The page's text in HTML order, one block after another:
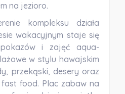
na jezioro.
kompleksu działa
wakacyjnym staje się
i zajęć aqua-
w stylu hawajskim
przekąski, desery oraz
food. Plac zabaw na